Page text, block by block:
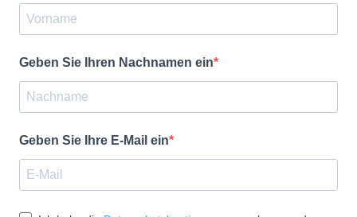
Geben Sie Ihren Nachnamen ein
Geben Sie Ihre E-Mail ein